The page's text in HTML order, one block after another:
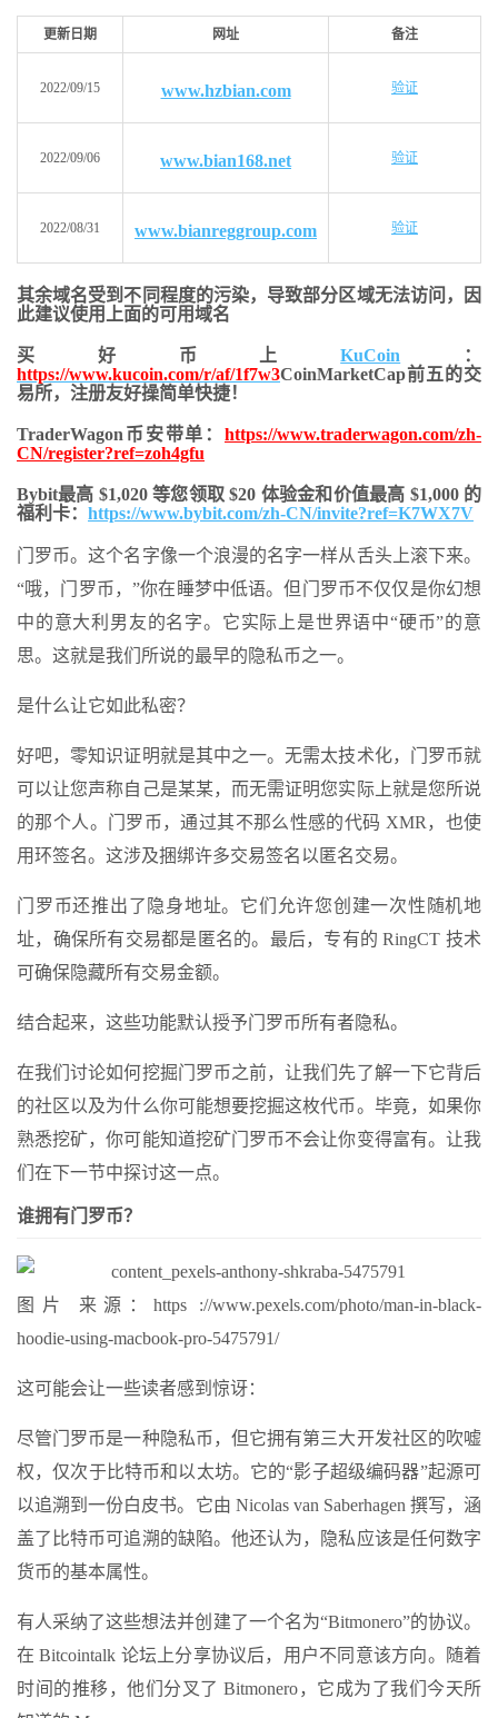
更新日期 网址 备注
2022/09/15 www.hzbian.com 验证
2022/09/06 www.bian168.net 验证
2022/08/31 www.bianreggroup.com 验证
其余域名受到不同程度的污染，导致部分区域无法访问，
因
此建议使用上面的可用域名
买好币上KuCoin ：
https://www.kucoin.com/r/af/1f7w3CoinMarketCap前五的交
易所，注册友好操简单快捷！
TraderWagon币安带单： https://www.traderwagon.com/zh-
CN/register?ref=zoh4gfu
Bybit最高 $1,020 等您领取 $20 体验金和价值最高 $1,000 的
福利卡： https://www.bybit.com/zh-CN/invite?ref=K7WX7V
门罗币。这个名字像一个浪漫的名字一样从舌头上滚下来。
“哦，门罗币，”你在睡梦中低语。但门罗币不仅仅是你幻想
中的意大利男友的名字。它实际上是世界语中“硬币”的意
思。这就是我们所说的最早的隐私币之一。
是什么让它如此私密？
好吧，零知识证明就是其中之一。无需太技术化，门罗币就
可以让您声称自己是某某，而无需证明您实际上就是您所说
的那个人。门罗币，通过其不那么性感的代码 XMR，也使
用环签名。这涉及捆绑许多交易签名以匿名交易。
门罗币还推出了隐身地址。它们允许您创建一次性随机地
址，确保所有交易都是匿名的。最后，专有的 RingCT 技术
可确保隐藏所有交易金额。
结合起来，这些功能默认授予门罗币所有者隐私。
在我们讨论如何挖掘门罗币之前，让我们先了解一下它背后
的社区以及为什么你可能想要挖掘这枚代币。毕竟，如果你
熟悉挖矿，你可能知道挖矿门罗币不会让你变得富有。让我
们在下一节中探讨这一点。
谁拥有门罗币？
图片 来源：https ://www.pexels.com/photo/man-in-black-
hoodie-using-macbook-pro-5475791/
这可能会让一些读者感到惊讶：
尽管门罗币是一种隐私币，但它拥有第三大开发社区的吹嘘
权，仅次于比特币和以太坊。它的“影子超级编码器”起源可
以追溯到一份白皮书。它由 Nicolas van Saberhagen 撰写，涵
盖了比特币可追溯的缺陷。他还认为，隐私应该是任何数字
货币的基本属性。
有人采纳了这些想法并创建了一个名为“Bitmonero”的协议。
在 Bitcointalk 论坛上分享协议后，用户不同意该方向。随着
时间的推移，他们分叉了 Bitmonero，它成为了我们今天所